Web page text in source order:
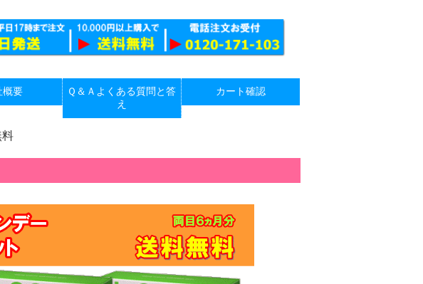
概要
Ｑ＆Ａよくある質問と答
え
カート確認
料